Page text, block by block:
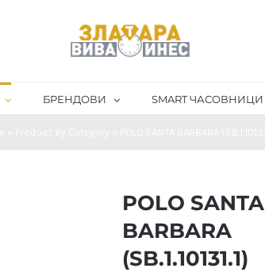
БРЕНДОВИ SMART ЧАСОВНИЦИ
POLO SANTA
BARBARA
(SB.1.10131.1)